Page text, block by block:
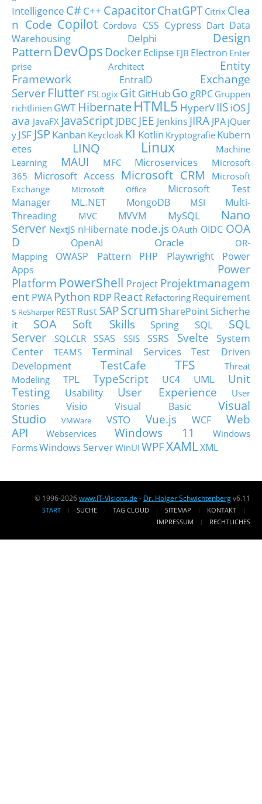
Intelligence C#C++ CapacitorChatGPT Citrix Clea
n Code Copilot Cordova CSS Cypress Dart Data
Warehousing
Delphi
Design
Pattern DevOps DockerEclipse EJB Electron Enter
prise Architect
Entity
Framework
EntraID
Exchange
Server Flutter FSLogix Git GitHubGo gRPC Gruppen
richtlinien GWT HibernateHTML5 HyperVIIS iOSJ
ava JavaFX JavaScript JDBC JEE Jenkins JIRA JPA jQuer
y JSF JSP Kanban Keycloak KI Kotlin Kryptografie Kubern
etes
LINQ Linux
Machine
Learning
MAUI MFC Microservices
Microsoft
365
Microsoft Access Microsoft CRM
Microsoft
Exchange
Microsoft Office
Microsoft Test
Manager
ML.NET MongoDB MSI
Multi-
Threading
MVC MVVM MySQL
Nano
Server NextJS nHibernate node.js OAuth OIDC OOA
D
OpenAI Oracle
OR-
Mapping
OWASP Pattern PHP Playwright
Power
Apps
Power
Platform PowerShell Project Projektmanagem
ent PWA Python RDP React Refactoring Requirement
s ReSharper RESTRust SAPScrum SharePointSicherhe
it
SOA Soft Skills Spring SQL
SQL
Server
SQLCLR SSAS SSIS SSRS Svelte
System
Center
TEAMS Terminal Services
Test Driven
Development
TestCafe TFS
Threat
Modeling
TPL TypeScript UC4 UML
Unit
Testing
Usability User Experience
User
Stories
Visio Visual Basic
Visual
Studio
VMWare VSTO Vue.js WCF
Web
API
Webservices Windows 11
Windows
FormsWindows ServerWinUI WPFXAMLXML
© 1996-2026www.IT-Visions.de - Dr. Holger Schwichtenbergv6.11
START SUCHE TAG CLOUD SITEMAP
KONTAKT
IMPRESSUM
RECHTLICHES